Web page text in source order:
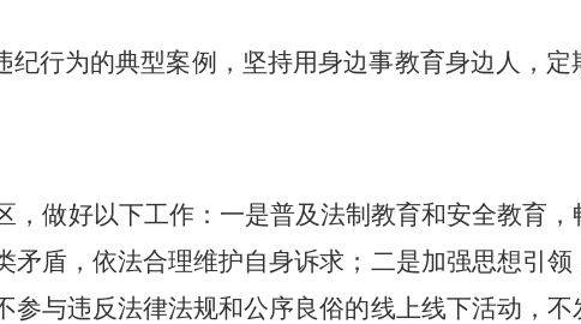
行为的典型案例，坚持用身边事教育身边人，定
，做好以下工作：一是普及法制教育和安全教育，
盾，依法合理维护自身诉求；二是加强思想引领
与违反法律法规和公序良俗的线上线下活动，不